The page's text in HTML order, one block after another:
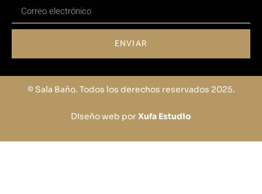
ENVIAR
© Sala Baño. Todos los derechos reservados 2025.
Diseño web porXufa Estudio